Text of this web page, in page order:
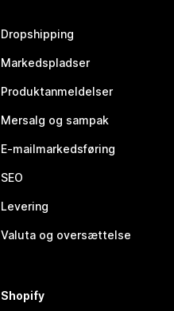
Dropshipping
Markedspladser
Produktanmeldelser
Mersalg og sampak
E-mailmarkedsføring
SEO
Levering
Valuta og oversættelse
Shopify